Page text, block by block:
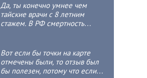
Да, ты конечно умнее чем
тайские врачи с 8 летним
стажем. В РФ смертность
Вот если бы точки на карте
отмечены были, то отзыв был
бы полезен, потому что если